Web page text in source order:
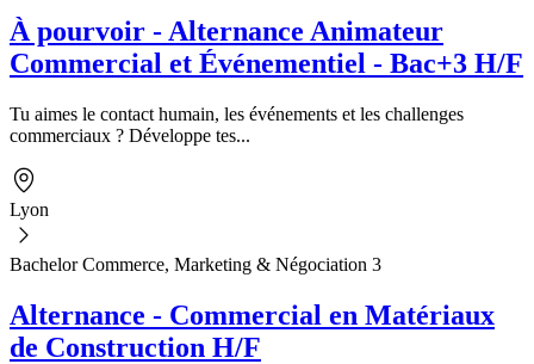
À pourvoir - Alternance Animateur
Commercial et Événementiel - Bac+3 H/F
Tu aimes le contact humain, les événements et les challenges
commerciaux ? Développe tes...
Lyon
Bachelor Commerce, Marketing & Négociation 3
Alternance - Commercial en Matériaux
de Construction H/F